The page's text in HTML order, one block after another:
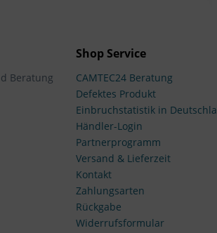
Beratung
Shop Service
CAMTEC24 Beratung
Defektes Produkt
Einbruchstatistik in
Händler-Login
Partnerprogramm
Versand & Lieferzeit
Kontakt
Zahlungsarten
Rückgabe
Widerrufsformular